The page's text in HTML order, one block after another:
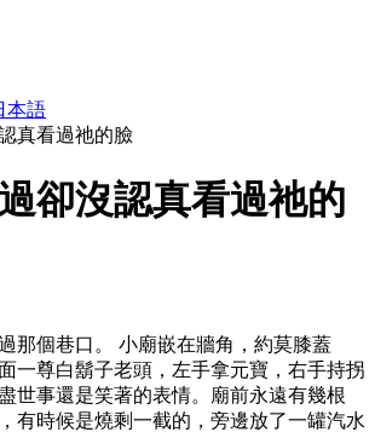
本語
卻沒認真看過祂的
那個巷口。 小廟嵌在牆角，約莫膝蓋
一尊白鬍子老頭，左手拿元寶，右手持拐
世事還是笑著的表情。廟前永遠有幾根
有時候是燒剩一截的，旁邊放了一罐汽水